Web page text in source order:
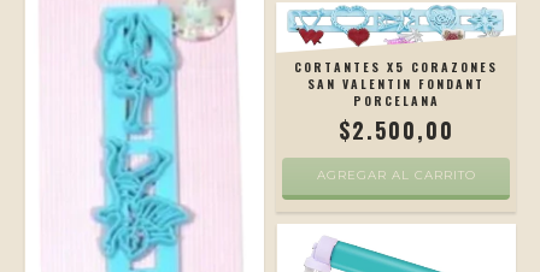
CORTANTES X5 CORAZONES
SAN VALENTIN FONDANT
PORCELANA
$2.500,00
AGREGAR AL CARRITO